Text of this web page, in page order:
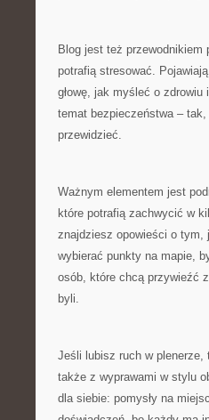
Blog jest też przewodnikiem
potrafią stresować.
głowę, jak myśleć o
temat bezpieczeństwa –
przewidzieć.
Ważnym elementem jest
które potrafią zachwycić w
znajdziesz opowieści o tym,
wybierać punkty na mapie,
osób, które chcą przywieźć
byli.
Jeśli lubisz ruch w
także z wyprawami w stylu
dla siebie: pomysły na